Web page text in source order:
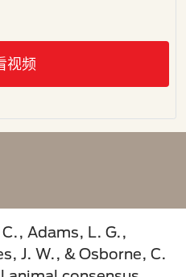
视频
Adams, L. G.,
J. W., & Osborne, C.